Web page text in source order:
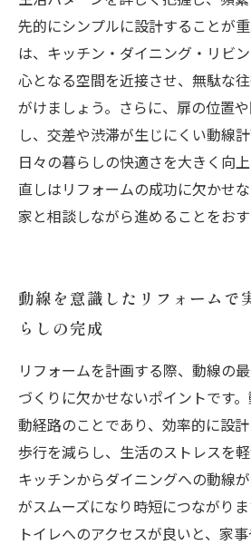
先的にシンプルに設計することが
は、キッチン・ダイニング・リビ
心となる空間を近接させ、無駄な
がけましょう。さらに、扉の位置
し、交差や渋滞が生じにくい動線計
日々の暮らしの快適さを大きく向
直しはリフォームの成功に欠かせ
家と相談しながら進めることをおす
動線を意識したリフォームで
らしの完成
リフォームを計画する際、動線の
づくりに欠かせないポイントです
動経路のことであり、効率的に設
歩行を減らし、生活のストレスを軽
キッチンからダイニングへの動線
がスムーズになり時短につながり
トイレへのアクセスが良いと、家